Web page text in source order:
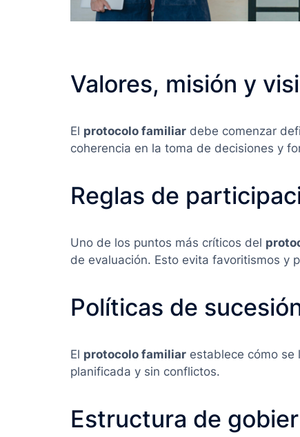
Valores, misión y
El protocolo familiar debe comenzar
coherencia en la toma de decisiones y
Reglas de
Uno de los puntos más críticos del
de evaluación. Esto evita favoritismos y
Políticas de
El protocolo familiar establece cómo se
planificada y sin conflictos.
Estructura de